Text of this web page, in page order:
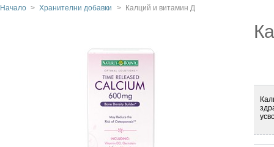
Начало > Хранителни добавки > Калций и витамин Д